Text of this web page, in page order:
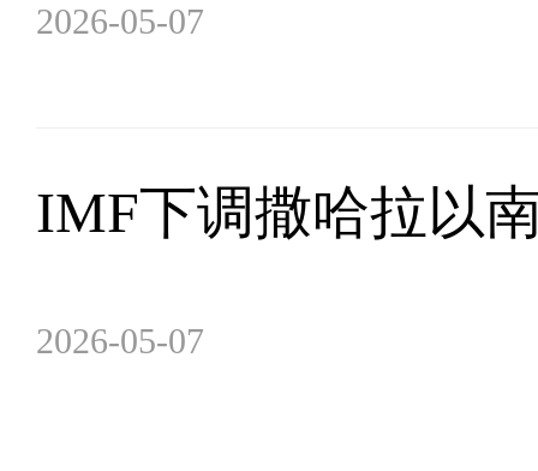
2026-05-07
IMF下调撒哈拉以
2026-05-07